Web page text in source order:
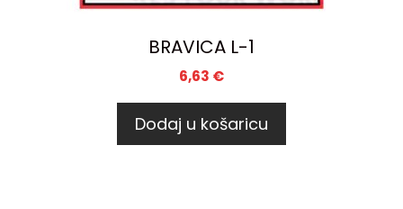
BRAVICA L-1
6,63 €
Dodaj u košaricu